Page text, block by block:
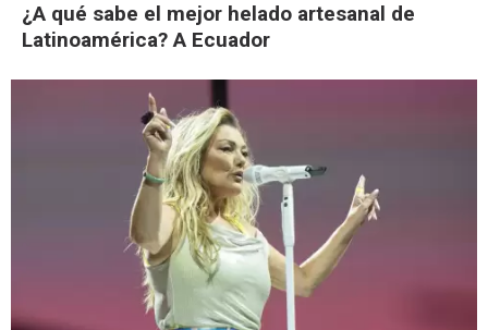
¿A qué sabe el mejor helado artesanal de
Latinoamérica? A Ecuador